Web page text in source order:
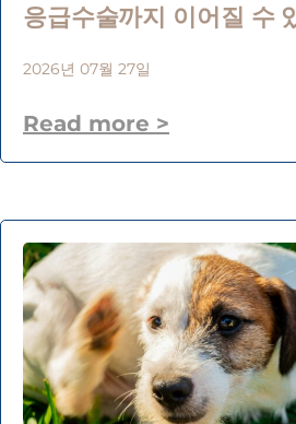
응급수술까지 이어질 수
2026년 07월 27일
Read more >